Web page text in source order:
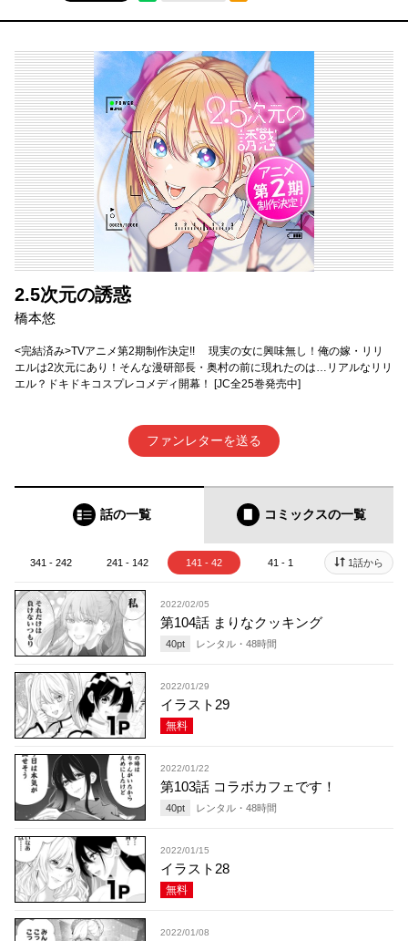
2.5次元の誘惑
橋本悠
<完結済み>TVアニメ第2期制作決定!! 現実の女に興味無し！俺の嫁・リリ
エルは2次元にあり！そんな漫研部長・奥村の前に現れたのは…リアルなリリ
エル？ドキドキコスプレコメディ開幕！ [JC全25巻発売中]
ファンレターを送る
話の一覧 コミックスの一覧
341 - 242 241 - 142 141 - 42 41 - 1 1話から
2022/02/05
第104話 まりなクッキング
40pt レンタル・ 48時間
2022/01/29
イラスト29
無料
2022/01/22
第103話 コラボカフェです！
40pt レンタル・ 48時間
2022/01/15
イラスト28
無料
2022/01/08